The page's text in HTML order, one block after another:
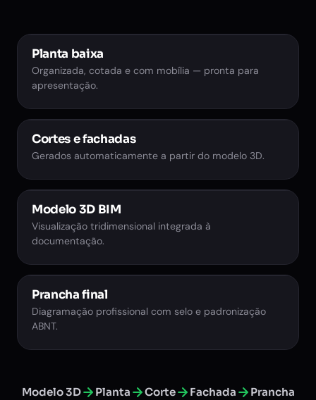
Planta baixa
Organizada, cotada e com mobília — pronta para
apresentação.
Cortes e fachadas
Gerados automaticamente a partir do modelo 3D.
Modelo 3D BIM
Visualização tridimensional integrada à
documentação.
Prancha final
Diagramação profissional com selo e padronização
ABNT.
Modelo 3D Planta Corte Fachada Prancha